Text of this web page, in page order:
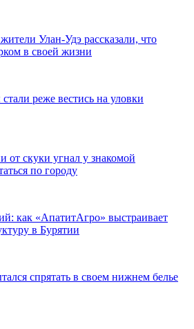
Улан-Удэ рассказали, что
в своей жизни
реже вестись на уловки
от скуки угнал у знакомой
по городу
как «АпатитАгро» выстраивает
в Бурятии
спрятать в своем нижнем белье